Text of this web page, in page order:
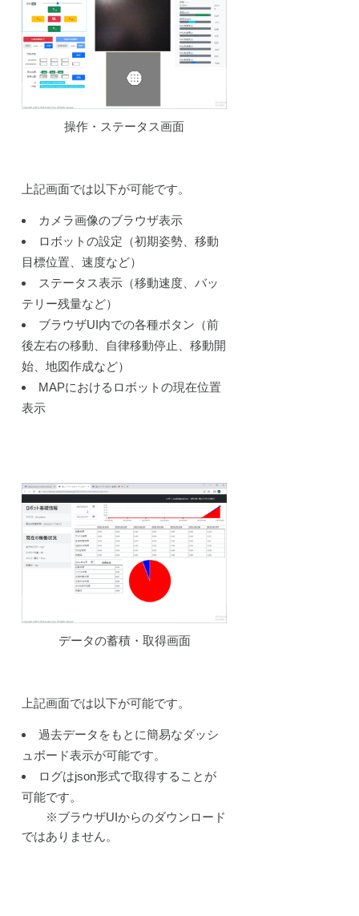
操作・ステータス画面
上記画面では以下が可能です。
カメラ画像のブラウザ表示
ロボットの設定（初期姿勢、移動
目標位置、速度など）
ステータス表示（移動速度、バッ
テリー残量など）
ブラウザUI内での各種ボタン（前
後左右の移動、自律移動停止、移動開
始、地図作成など）
MAPにおけるロボットの現在位置
表示
データの蓄積・取得画面
上記画面では以下が可能です。
過去データをもとに簡易なダッシ
ュボード表示が可能です。
ログはjson形式で取得することが
可能です。
※ブラウザUIからのダウンロード
ではありません。